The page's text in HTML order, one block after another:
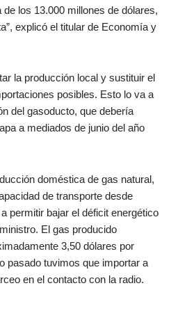
los 13.000 millones de dólares,
explicó el titular de Economía y
la producción local y sustituir el
posibles. Esto lo va a
del gasoducto, que debería
a mediados de junio del año
doméstica de gas natural,
de transporte desde
permitir bajar el déficit energético
El gas producido
3,50 dólares por
pasado tuvimos que importar a
en el contacto con la radio.